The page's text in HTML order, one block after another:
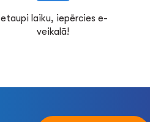
Ietaupi laiku, iepērcies e-
veikalā!